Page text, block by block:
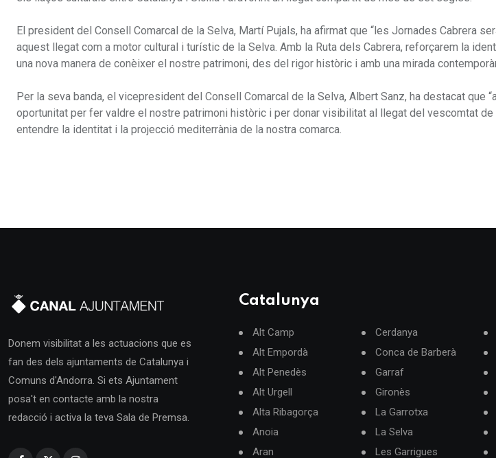
El president del Consell Comarcal de la Selva, Martí Pujals, ha afirmat que “les Jornades Cabrera
aquest llegat com a motor cultural i turístic de la Selva. Amb la Ruta dels Cabrera, reforçarem la
una nova manera de conèixer el nostre patrimoni, des del rigor històric i amb una mirada
Per la seva banda, el vicepresident del Consell Comarcal de la Selva, Albert Sanz, ha destacat que
oportunitat per fer valdre el nostre patrimoni històric i per donar visibilitat al llegat del vescomtat de
entendre la identitat i la projecció mediterrània de la nostra comarca.
Donem visibilitat a les actuacions que es
fan des dels ajuntaments de Catalunya i
Comuns d'Andorra. Si ets Ajuntament
posa't en contacte amb la nostra
redacció i activa la teva Sala de Premsa.
Catalunya
Alt Camp
Alt Empordà
Alt Penedès
Alt Urgell
Alta Ribagorça
Anoia
Aran
Cerdanya
Conca de Barberà
Garraf
Gironès
La Garrotxa
La Selva
Les Garrigues